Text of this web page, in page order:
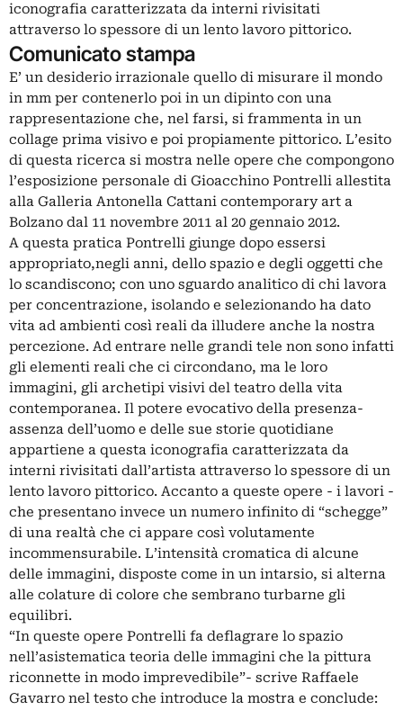
iconografia caratterizzata da interni rivisitati
attraverso lo spessore di un lento lavoro pittorico.
Comunicato stampa
E’ un desiderio irrazionale quello di misurare il mondo
in mm per contenerlo poi in un dipinto con una
rappresentazione che, nel farsi, si frammenta in un
collage prima visivo e poi propiamente pittorico. L’esito
di questa ricerca si mostra nelle opere che compongono
l’esposizione personale di Gioacchino Pontrelli allestita
alla Galleria Antonella Cattani contemporary art a
Bolzano dal 11 novembre 2011 al 20 gennaio 2012.
A questa pratica Pontrelli giunge dopo essersi
appropriato,negli anni, dello spazio e degli oggetti che
lo scandiscono; con uno sguardo analitico di chi lavora
per concentrazione, isolando e selezionando ha dato
vita ad ambienti così reali da illudere anche la nostra
percezione. Ad entrare nelle grandi tele non sono infatti
gli elementi reali che ci circondano, ma le loro
immagini, gli archetipi visivi del teatro della vita
contemporanea. Il potere evocativo della presenza-
assenza dell’uomo e delle sue storie quotidiane
appartiene a questa iconografia caratterizzata da
interni rivisitati dall’artista attraverso lo spessore di un
lento lavoro pittorico. Accanto a queste opere - i lavori -
che presentano invece un numero infinito di “schegge”
di una realtà che ci appare così volutamente
incommensurabile. L’intensità cromatica di alcune
delle immagini, disposte come in un intarsio, si alterna
alle colature di colore che sembrano turbarne gli
equilibri.
“In queste opere Pontrelli fa deflagrare lo spazio
nell’asistematica teoria delle immagini che la pittura
riconnette in modo imprevedibile”- scrive Raffaele
Gavarro nel testo che introduce la mostra e conclude: